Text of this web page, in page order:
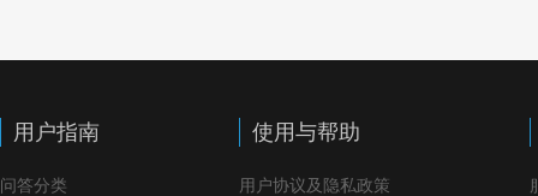
用户指南
问答分类
使用与帮助
用户协议及隐私政策